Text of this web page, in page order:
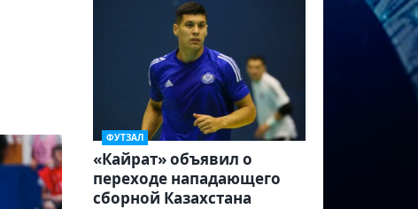
ФУТЗАЛ
«Кайрат» объявил о
переходе нападающего
сборной Казахстана